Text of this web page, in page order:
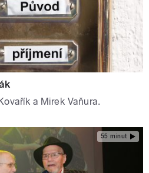
a Mirek Vaňura.
55 minut